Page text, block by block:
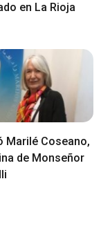
en La Rioja
Marilé Coseano,
de Monseñor